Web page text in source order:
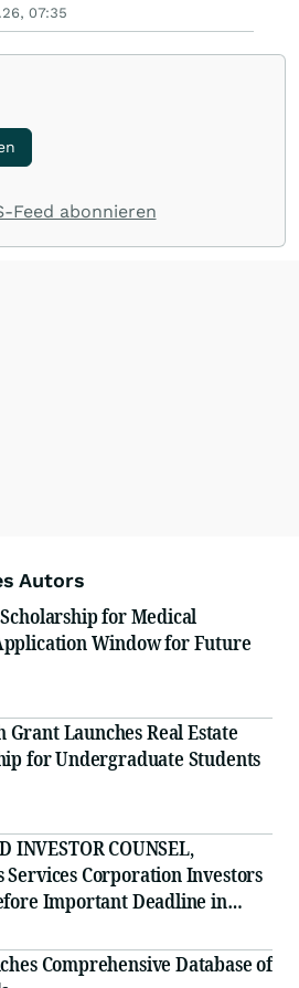
07:35
Feed abonnieren
Autors
for Medical
Window for Future
Launches Real Estate
for Undergraduate Students
INVESTOR COUNSEL,
Services Corporation Investors
Important Deadline in
- PRIM
Comprehensive Database of